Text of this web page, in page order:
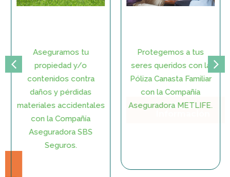
Aseguramos tu
propiedad y/o
contenidos contra
daños y pérdidas
materiales accidentales
con la Compañía
Aseguradora SBS
Seguros.
Protegemos a tus
seres queridos con la
Póliza Canasta Familiar
con la Compañía
Aseguradora METLIFE.